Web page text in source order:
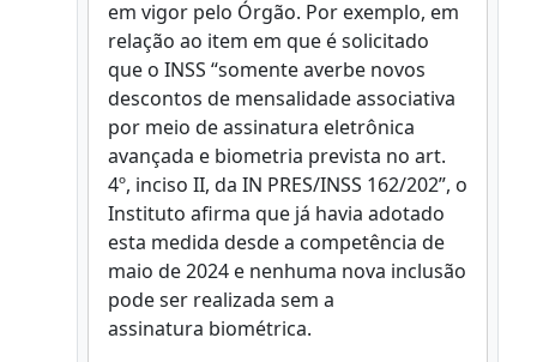
em vigor pelo Órgão. Por exemplo, em
relação ao item em que é solicitado
que o INSS “somente averbe novos
descontos de mensalidade associativa
por meio de assinatura eletrônica
avançada e biometria prevista no art.
4º, inciso II, da IN PRES/INSS 162/202”, o
Instituto afirma que já havia adotado
esta medida desde a competência de
maio de 2024 e nenhuma nova inclusão
pode ser realizada sem a
assinatura biométrica.